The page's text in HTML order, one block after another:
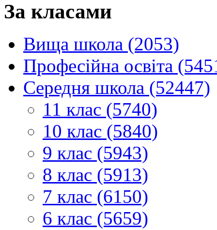
За класами
Вища школа (2053)
Професійна освіта
Середня школа (52447)
11 клас (5740)
10 клас (5840)
9 клас (5943)
8 клас (5913)
7 клас (6150)
6 клас (5659)